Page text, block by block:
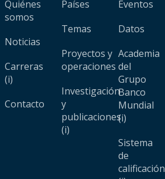
Quiénes
somos
Noticias
Carreras
(i)
Contacto
Países
Temas
Proyectos y
operaciones
Investigación
y
publicaciones
(i)
Eventos
Datos
Academia
del
Grupo
Banco
Mundial
(i)
Sistema
de
calificación